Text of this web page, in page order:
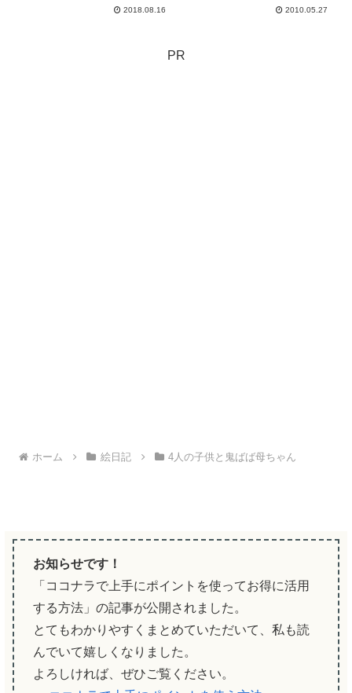
ない体が欲しいくらいだ!笑)絵を
2018.08.16
しい味♪冷え性には良くないと知
の一杯は生姜茶にしよう 』
2010.05.27
PR
ホーム 絵日記 4人の子供と鬼ばば母ちゃん
お知らせです！
「ココナラで上手にポイントを使ってお得に活用
する方法」の記事が公開されました。
とてもわかりやすくまとめていただいて、私も読
んでいて嬉しくなりました。
よろしければ、ぜひご覧ください。